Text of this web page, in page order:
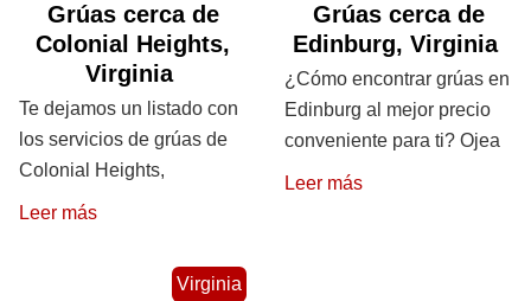
Grúas cerca de
Colonial Heights,
Virginia
Te dejamos un listado con
los servicios de grúas de
Colonial Heights,
Leer más
Grúas cerca de
Edinburg, Virginia
¿Cómo encontrar grúas en
Edinburg al mejor precio
conveniente para ti? Ojea
Leer más
Virginia